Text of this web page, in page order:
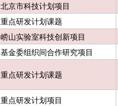
北京市科技计划项目
重点研发计划课题
崂山实验室科技创新项目
基金委组织间合作研究项目
重点研发计划课题
重点研发计划项目